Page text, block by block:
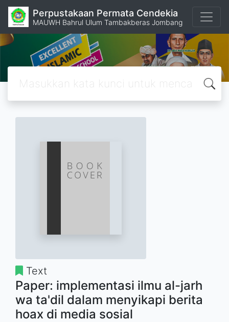
Perpustakaan Permata Cendekia
MAUWH Bahrul Ulum Tambakberas Jombang
Text
Paper: implementasi ilmu al-jarh
wa ta'dil dalam menyikapi berita
hoax di media sosial